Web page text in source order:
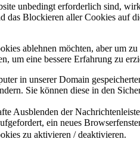
unbedingt erforderlich sind,
das Blockieren aller Cookies auf
ablehnen möchten, aber um
um eine bessere Erfahrung zu
in unserer Domain
Sie können diese in den
Ausblenden der
ein neues
zu aktivieren / deaktivieren.